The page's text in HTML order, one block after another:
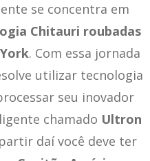
se concentra em
Chitauri roubadas
. Com essa jornada
utilizar tecnologia
seu inovador
chamado Ultron
daí você deve ter